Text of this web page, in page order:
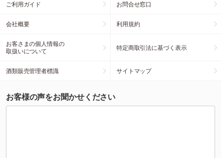
ご利用ガイド お問合せ窓口
会社概要 利用規約
お客さまの個人情報の
取扱いについて
特定商取引法に基づく表示
酒類販売管理者標識 サイトマップ
お客様の声をお聞かせください